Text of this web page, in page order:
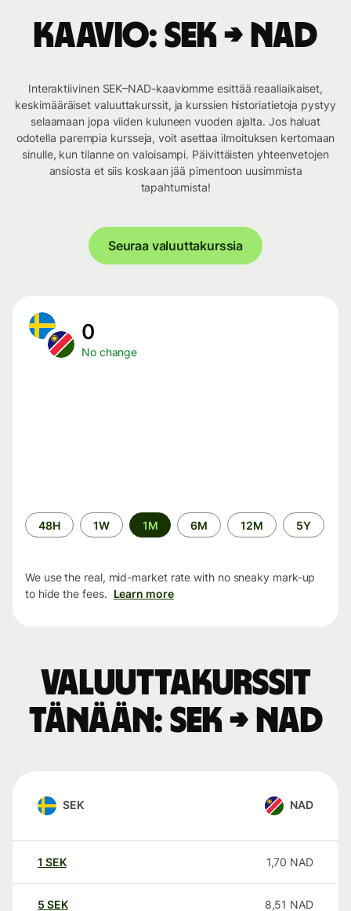
Kaavio: SEK → NAD
Interaktiivinen SEK–NAD-kaaviomme esittää reaaliaikaiset,
keskimääräiset valuuttakurssit, ja kurssien historiatietoja pystyy
selaamaan jopa viiden kuluneen vuoden ajalta. Jos haluat
odotella parempia kursseja, voit asettaa ilmoituksen kertomaan
sinulle, kun tilanne on valoisampi. Päivittäisten yhteenvetojen
ansiosta et siis koskaan jää pimentoon uusimmista
tapahtumista!
Seuraa valuuttakurssia
0
No change
Time
period
48H 1W 1M 6M 12M 5Y
We use the real, mid-market rate with no sneaky mark-up
to hide the fees. Learn more
Valuuttakurssit
tänään: SEK → NAD
SEK NAD
1 SEK 1,70 NAD
5 SEK 8,51 NAD